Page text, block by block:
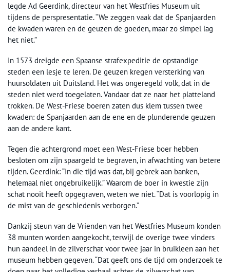
legde Ad Geerdink, directeur van het Westfries Museum uit
tijdens de perspresentatie. “We zeggen vaak dat de Spanjaarden
de kwaden waren en de geuzen de goeden, maar zo simpel lag
het niet.”
In 1573 dreigde een Spaanse strafexpeditie de opstandige
steden een lesje te leren. De geuzen kregen versterking van
huursoldaten uit Duitsland. Het was ongeregeld volk, dat in de
steden niet werd toegelaten. Vandaar dat ze naar het platteland
trokken. De West-Friese boeren zaten dus klem tussen twee
kwaden: de Spanjaarden aan de ene en de plunderende geuzen
aan de andere kant.
Tegen die achtergrond moet een West-Friese boer hebben
besloten om zijn spaargeld te begraven, in afwachting van betere
tijden. Geerdink: “In die tijd was dat, bij gebrek aan banken,
helemaal niet ongebruikelijk.” Waarom de boer in kwestie zijn
schat nooit heeft opgegraven, weten we niet. “Dat is voorlopig in
de mist van de geschiedenis verborgen.”
Dankzij steun van de Vrienden van het Westfries Museum konden
38 munten worden aangekocht, terwijl de overige twee vinders
hun aandeel in de zilverschat voor twee jaar in bruikleen aan het
museum hebben gegeven. “Dat geeft ons de tijd om onderzoek te